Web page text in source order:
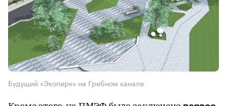
Будущий «Экопарк» на Гребном канале